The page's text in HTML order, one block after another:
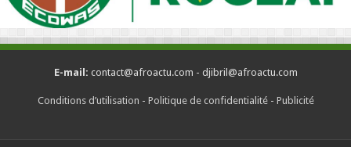
E-mail: contact@afroactu.com - djibril@afroactu.com
Conditions d’utilisation - Politique de confidentialité- Publicité